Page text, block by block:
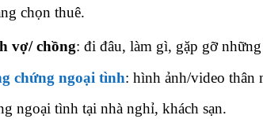
chọn thuê.
vợ/ chồng: đi đâu, làm gì, gặp gỡ
chứng ngoại tình: hình ảnh/video thân
ngoại tình tại nhà nghỉ, khách sạn.